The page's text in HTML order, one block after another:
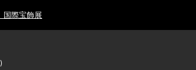
国際宝飾展